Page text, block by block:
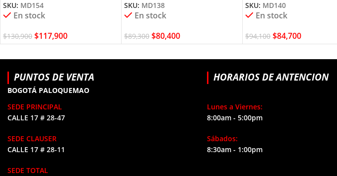
SKU: MD154
En stock
$130,900 $117,900
SKU: MD138
En stock
$89,300 $80,400
SKU: MD140
En stock
$94,100 $84,700
PUNTOS DE VENTA
BOGOTÁ PALOQUEMAO
SEDE PRINCIPAL
CALLE 17 # 28-47
SEDE CLAUSER
CALLE 17 # 28-11
SEDE TOTAL
HORARIOS DE ANTENCION
Lunes a Viernes:
8:00am - 5:00pm
Sábados:
8:30am - 1:00pm